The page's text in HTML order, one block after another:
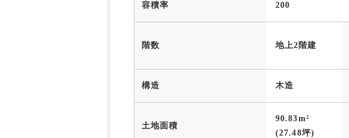
容積率 200
階数 地上2階建
構造 木造
土地面積
90.83m²
(27.48坪)